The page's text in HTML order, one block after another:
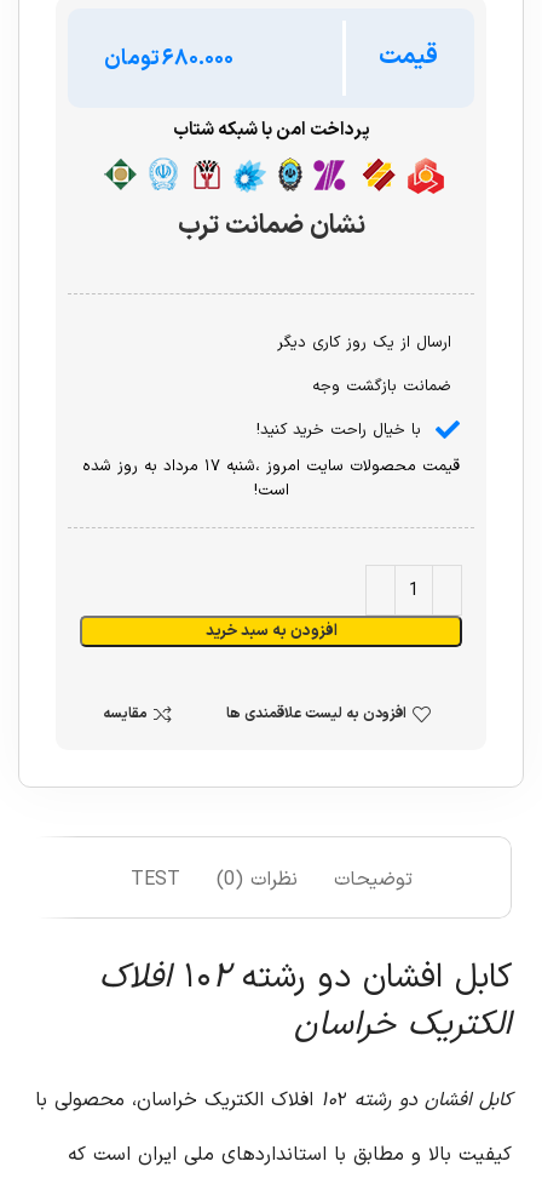
قیمت تومان
پرداخت امن با شبکه شتاب
نشان ضمانت ترب
ارسال از یک روز کاری دیگر
ضمانت بازگشت وجه
با خیال راحت خرید کنید!
قیمت محصولات سایت امروز ،شنبه ۱۷ مرداد به روز شده
است!
افزودن به سبد خرید
افزودن به لیست علاقمندی ها مقایسه
توضیحات نظرات (0) TEST
کابل افشان دو رشته ۱۰
۲ افلاک
الکتریک خراسان
کابل افشان دو رشته ۱۰
۲ افلاک الکتریک خراسان، محصولی با
کیفیت بالا و مطابق با استانداردهای ملی ایران است که